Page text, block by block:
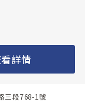
詳情
三段768-1號